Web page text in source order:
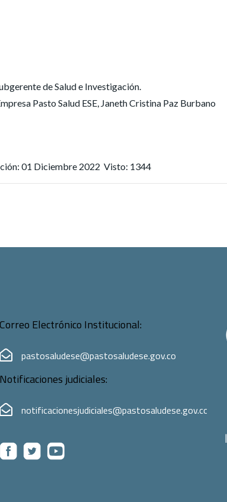
de Salud e Investigación.
Pasto Salud ESE, Janeth Cristina Paz Burbano
01 Diciembre 2022 Visto: 1344
Correo Electrónico Institucional:
pastosaludese@pastosaludese.gov.co
Notificaciones judiciales:
notificacionesjudiciales@pastosaludese.gov.co
|